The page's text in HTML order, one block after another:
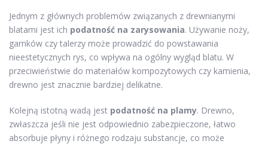
Jednym z głównych problemów związanych z drewnianymi
blatami jest ich podatność na zarysowania. Używanie noży,
garnków czy talerzy może prowadzić do powstawania
nieestetycznych rys, co wpływa na ogólny wygląd blatu. W
przeciwieństwie do materiałów kompozytowych czy kamienia,
drewno jest znacznie bardziej delikatne.
Kolejną istotną wadą jest podatność na plamy. Drewno,
zwłaszcza jeśli nie jest odpowiednio zabezpieczone, łatwo
absorbuje płyny i różnego rodzaju substancje, co może